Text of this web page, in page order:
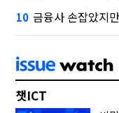
10 금융사 손잡았지
챗ICT